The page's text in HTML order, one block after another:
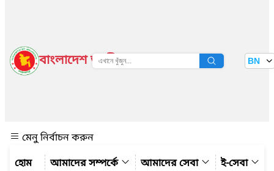
বাংলাদেশ জাতীয় তথ্য বাতায়ন BN
মেনু নির্বাচন করুন
আমাদের সম্পর্কে
আমাদের সেবা ই-সেবা